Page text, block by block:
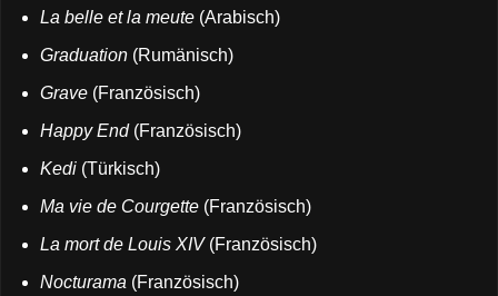
La belle et la meute (Arabisch)
Graduation (Rumänisch)
Grave (Französisch)
Happy End (Französisch)
Kedi (Türkisch)
Ma vie de Courgette (Französisch)
La mort de Louis XIV (Französisch)
Nocturama (Französisch)